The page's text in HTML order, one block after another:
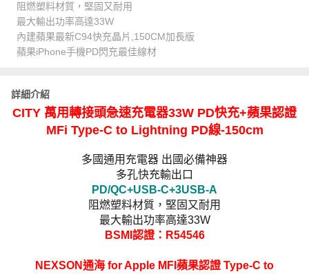
阻燃塑料材質，堅固又耐用
最大輸出功率高達33W
內建蘋果最新C94快充晶片,150CM加長版
蘋果iPhone手機PD閃充最佳線材
詳細介紹
CITY 萬用轉接頭急速充電器33W PD快充+蘋果認證
MFi Type-C to Lightning PD線-150cm
多國通用充電器 出國必備神器
多孔快充輸出口
PD/QC+USB-C+3USB-A
阻燃塑料材質，堅固又耐用
最大輸出功率高達33W
BSMI認證：R54546
NEXSON通海 for Apple MFI蘋果認證 Type-C to